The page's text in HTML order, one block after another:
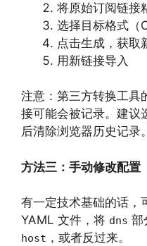
将原始订阅链接
选择目标格式（
点击生成，获取
用新链接导入
注意：第三方转换工具
接可能会被记录。建议
后清除浏览器历史记录。
方法三：手动修改配置
有一定技术基础的话，
YAML 文件，将 dns 部
host ，或者反过来。